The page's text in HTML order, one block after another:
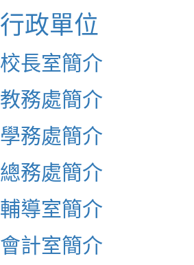
行政單位
校長室簡介
教務處簡介
學務處簡介
總務處簡介
輔導室簡介
會計室簡介